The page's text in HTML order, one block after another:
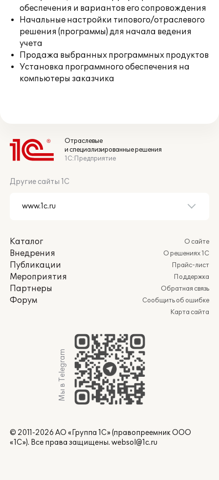
обеспечения и вариантов его сопровождения
Начальные настройки типового/отраслевого
решения (программы) для начала ведения
учета
Продажа выбранных программных продуктов
Установка программного обеспечения на
компьютеры заказчика
Отраслевые
и специализированные решения
1С:Предприятие
Другие сайты 1С
Каталог
Внедрения
Публикации
Мероприятия
Партнеры
Форум
О сайте
О решениях 1С
Прайс-лист
Поддержка
Обратная связь
Сообщить об ошибке
Карта сайта
Мы в Telegram
© 2011-2026 АО «Группа 1С» (правопреемник ООО
«1С»). Все права защищены. websol@1c.ru